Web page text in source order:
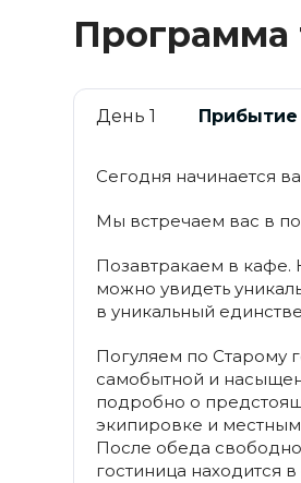
Программа
День 1 Прибытие
Сегодня начинается
Мы встречаем вас в
Позавтракаем в кафе.
можно увидеть
в уникальный
Погуляем по Старому
самобытной и
подробно о
экипировке и
После обеда
гостиница находится